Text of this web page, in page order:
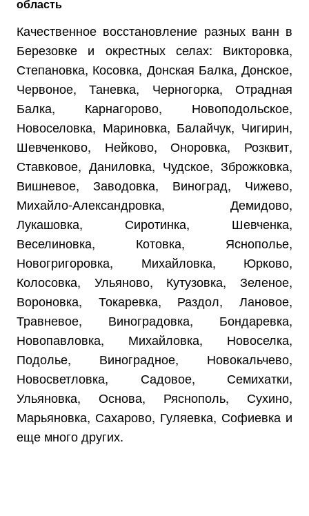
область
Качественное восстановление разных ванн в
Березовке и окрестных селах: Викторовка,
Степановка, Косовка, Донская Балка, Донское,
Червоное, Таневка, Черногорка, Отрадная
Балка, Карнагорово, Новоподольское,
Новоселовка, Мариновка, Балайчук, Чигирин,
Шевченково, Нейково, Оноровка, Розквит,
Ставковое, Даниловка, Чудское, Зброжковка,
Вишневое, Заводовка, Виноград, Чижево,
Михайло-Александровка, Демидово,
Лукашовка, Сиротинка, Шевченка,
Веселиновка, Котовка, Яснополье,
Новогригоровка, Михайловка, Юрково,
Колосовка, Ульяново, Кутузовка, Зеленое,
Вороновка, Токаревка, Раздол, Лановое,
Травневое, Виноградовка, Бондаревка,
Новопавловка, Михайловка, Новоселка,
Подолье, Виноградное, Новокальчево,
Новосветловка, Садовое, Семихатки,
Ульяновка, Основа, Ряснополь, Сухино,
Марьяновка, Сахарово, Гуляевка, Софиевка и
еще много других.